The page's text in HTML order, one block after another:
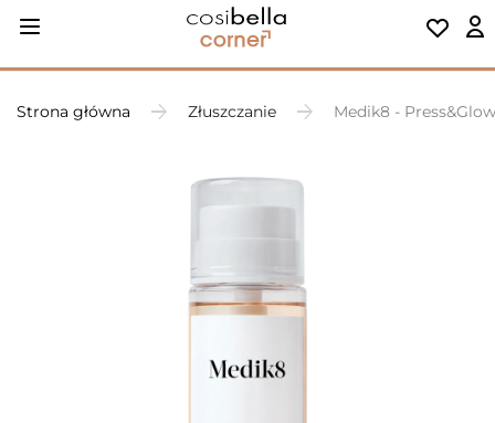
Strona główna Złuszczanie Medik8 -